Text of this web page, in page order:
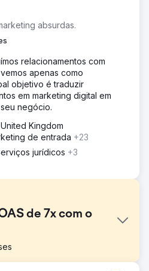
absurdas.
relacionamentos com
apenas como
objetivo é traduzir
em marketing digital em
negócio.
Kingdom
de entrada +23
jurídicos +3
de 7x com o